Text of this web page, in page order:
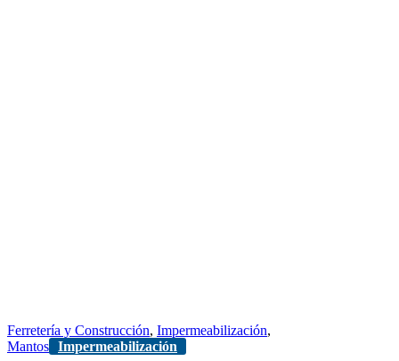
Ferretería y Construcción, Impermeabilización,
Mantos Impermeabilización